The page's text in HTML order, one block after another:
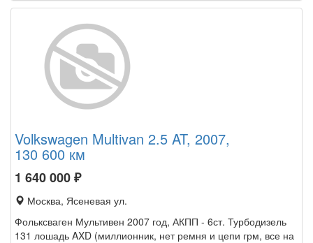
Volkswagen Multivan 2.5 AT, 2007,
130 600 км
1 640 000₽
Москва, Ясеневая ул.
Фольксваген Мультивен 2007 год, АКПП - 6ст. Турбодизель
131 лошадь AXD (миллионник, нет ремня и цепи грм, все на